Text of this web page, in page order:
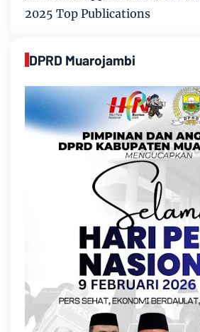
2025 Top Publications
DPRD Muarojambi